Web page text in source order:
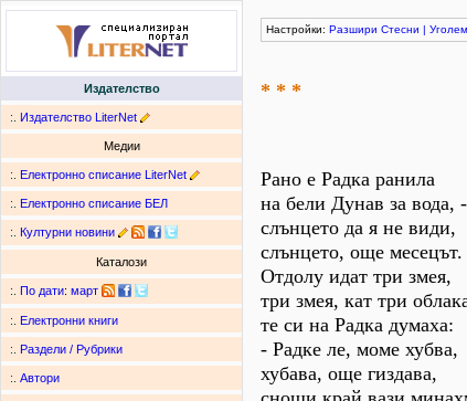
Издателство
:. Издателство LiterNet
Медии
:. Електронно списание LiterNet
:. Електронно списание БЕЛ
:. Културни новини
Каталози
:. По дати: март
:. Електронни книги
:. Раздели / Рубрики
:. Автори
Настройки: Разшири Стесни |
* * *
Рано е Радка ранила
на бели Дунав за вода, -
слънцето да я не види,
слънцето, още месецът.
Отдолу идат три змея,
три змея, кат три
те си на Радка думаха:
- Радке ле, моме хубва,
хубава, още гиздава,